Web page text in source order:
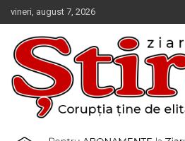
Skip
to
content
vineri, august 7, 2026
Ziarul Știrea